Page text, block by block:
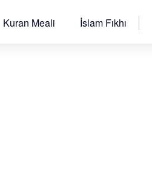
Kuran Meali İslam Fıkhı